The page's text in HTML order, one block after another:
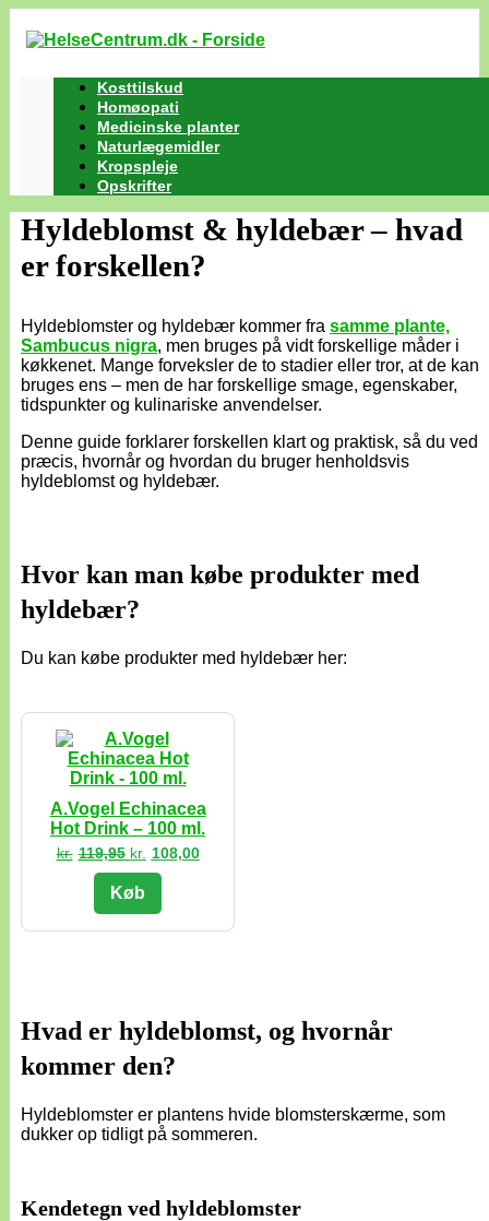
Kosttilskud
Homøopati
Medicinske planter
Naturlægemidler
Kropspleje
Opskrifter
Hyldeblomst & hyldebær – hvad
er forskellen?
Hyldeblomster og hyldebær kommer fra samme plante,
Sambucus nigra, men bruges på vidt forskellige måder i
køkkenet. Mange forveksler de to stadier eller tror, at de kan
bruges ens – men de har forskellige smage, egenskaber,
tidspunkter og kulinariske anvendelser.
Denne guide forklarer forskellen klart og praktisk, så du ved
præcis, hvornår og hvordan du bruger henholdsvis
hyldeblomst og hyldebær.
Hvor kan man købe produkter med
hyldebær?
Du kan købe produkter med hyldebær her:
A.Vogel Echinacea
Hot Drink – 100 ml.
kr. 119,95 Den
oprindelige
pris
var:
kr. 108,00Den
Køb
Hvad er hyldeblomst, og hvornår
kommer den?
Hyldeblomster er plantens hvide blomsterskærme, som
dukker op tidligt på sommeren.
Kendetegn ved hyldeblomster